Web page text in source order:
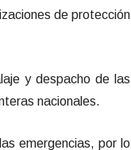
de protección
y despacho de las
nacionales.
emergencias, por lo